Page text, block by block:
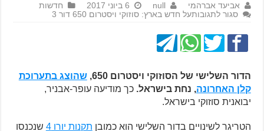
אביעד אברהמי null 6 ביוני 2017
חדשות
סגור לתגובותעל חדש בארץ: סוזוקי ויסטרום 650 דור 3
הדור השלישי של הסוזוקי ויסטרום 650,
שהוצג בתערוכת
קלן האחרונה, נחת בישראל. כך מודיעה עופר-אבניר,
יבואנית סוזוקי בישראל.
הטריגר לשינויים בדור השלישי הוא כמובן תקנות יורו 4
שנכנסו